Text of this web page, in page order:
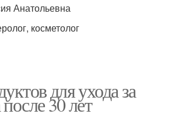
Анатольевна
косметолог
для ухода за
30 лет